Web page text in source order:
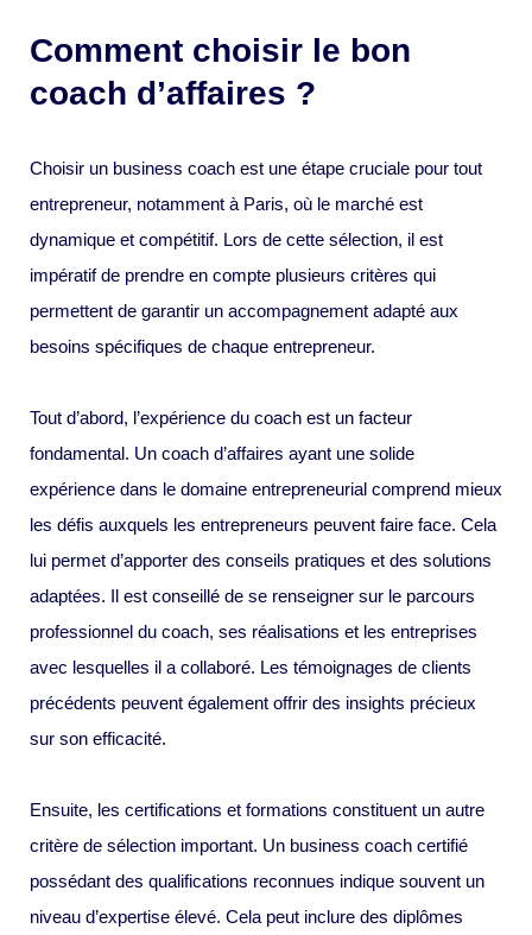
Comment choisir le bon
coach d’affaires ?
Choisir un business coach est une étape cruciale pour tout
entrepreneur, notamment à Paris, où le marché est
dynamique et compétitif. Lors de cette sélection, il est
impératif de prendre en compte plusieurs critères qui
permettent de garantir un accompagnement adapté aux
besoins spécifiques de chaque entrepreneur.
Tout d’abord, l’expérience du coach est un facteur
fondamental. Un coach d’affaires ayant une solide
expérience dans le domaine entrepreneurial comprend mieux
les défis auxquels les entrepreneurs peuvent faire face. Cela
lui permet d’apporter des conseils pratiques et des solutions
adaptées. Il est conseillé de se renseigner sur le parcours
professionnel du coach, ses réalisations et les entreprises
avec lesquelles il a collaboré. Les témoignages de clients
précédents peuvent également offrir des insights précieux
sur son efficacité.
Ensuite, les certifications et formations constituent un autre
critère de sélection important. Un business coach certifié
possédant des qualifications reconnues indique souvent un
niveau d’expertise élevé. Cela peut inclure des diplômes